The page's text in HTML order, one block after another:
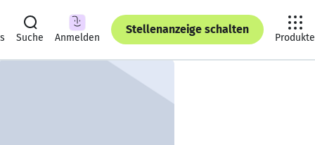
Suche Anmelden
Stellenanzeige schalten
Produkte